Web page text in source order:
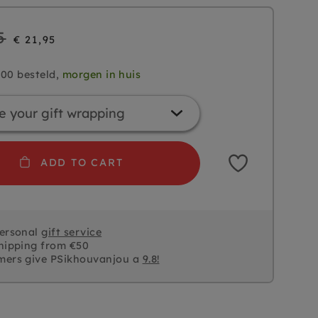
€ 21,95
besteld, morgen in huis
ADD TO CART
gift service
from €50
give PSikhouvanjou a 9.8!